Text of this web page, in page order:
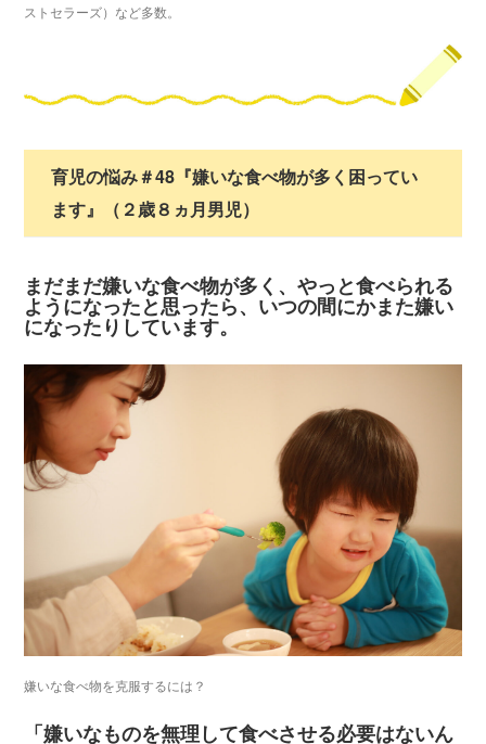
ストセラーズ）など多数。
育児の悩み＃48『嫌いな食べ物が多く困ってい
ます』（２歳８ヵ月男児）
まだまだ嫌いな食べ物が多く、やっと食べられる
ようになったと思ったら、いつの間にかまた嫌い
になったりしています。
嫌いな食べ物を克服するには？
「嫌いなものを無理して食べさせる必要はないん